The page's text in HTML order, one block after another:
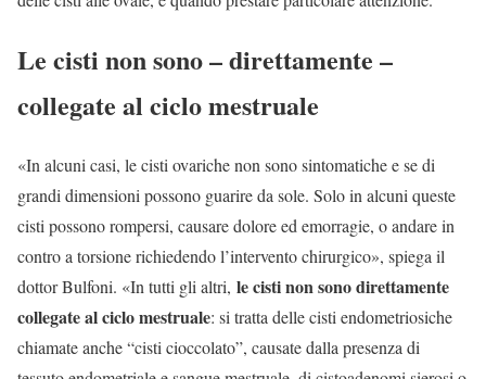
Le cisti non sono – direttamente –
collegate al ciclo mestruale
«In alcuni casi, le cisti ovariche non sono sintomatiche e se di
grandi dimensioni possono guarire da sole. Solo in alcuni queste
cisti possono rompersi, causare dolore ed emorragie, o andare in
contro a torsione richiedendo l’intervento chirurgico», spiega il
dottor Bulfoni. «In tutti gli altri, le cisti non sono direttamente
collegate al ciclo mestruale: si tratta delle cisti endometriosiche
chiamate anche “cisti cioccolato”, causate dalla presenza di